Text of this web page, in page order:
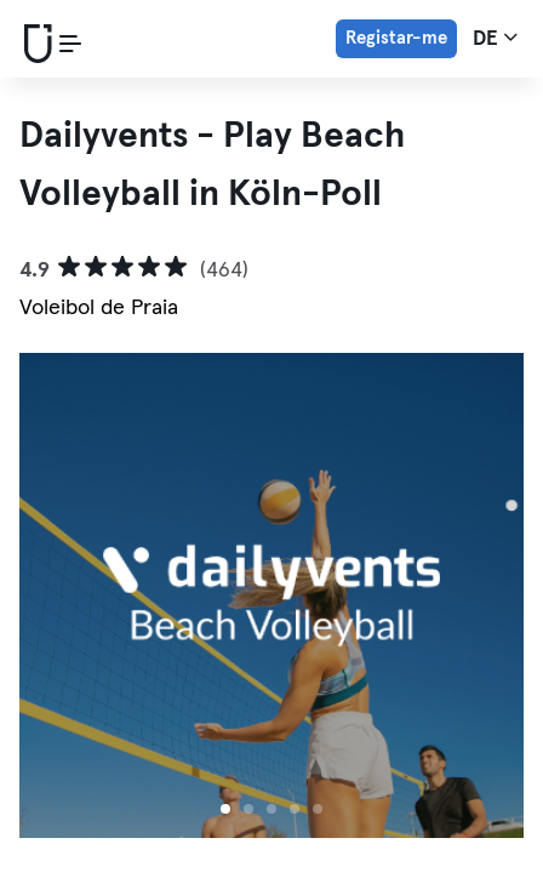
Registar-me DE
Dailyvents - Play Beach
Volleyball in Köln-Poll
4.9
(464)
Voleibol de Praia